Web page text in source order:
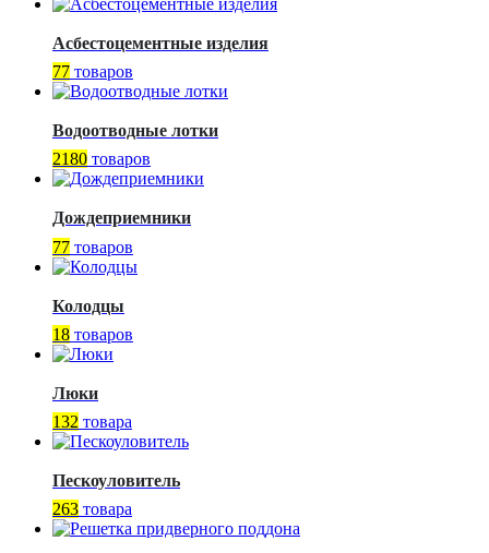
Асбестоцементные изделия
77 товаров
Водоотводные лотки
2180 товаров
Дождеприемники
77 товаров
Колодцы
18 товаров
Люки
132 товара
Пескоуловитель
263 товара